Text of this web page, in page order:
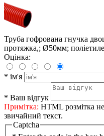
Труба гофрована гнучка
протяжка,; Ø50мм;
Оцінка:
* ім'я
* Ваш відгук
Примітка: HTML розмітка
звичайний текст.
Captcha